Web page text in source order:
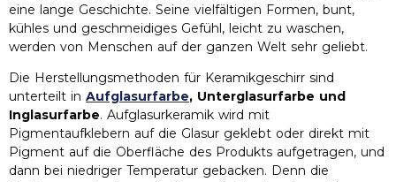
eine lange Geschichte. Seine vielfältigen Formen, bunt,
kühles und geschmeidiges Gefühl, leicht zu waschen,
werden von Menschen auf der ganzen Welt sehr geliebt.
Die Herstellungsmethoden für Keramikgeschirr sind
unterteilt in Aufglasurfarbe, Unterglasurfarbe und
Inglasurfarbe. Aufglasurkeramik wird mit
Pigmentaufklebern auf die Glasur geklebt oder direkt mit
Pigment auf die Oberfläche des Produkts aufgetragen, und
dann bei niedriger Temperatur gebacken. Denn die